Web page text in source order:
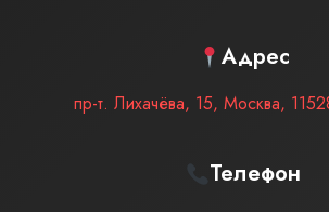
Адрес
пр-т. Лихачёва, 15, Москва,
Телефон